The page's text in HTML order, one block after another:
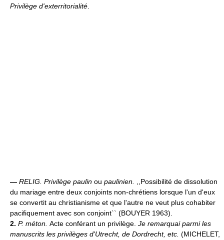
Privilège d'exterritorialité
— RELIG. Privilège paulin ou paulinien.
,,Possibilité de dissolution
du mariage entre deux conjoints non-chrétiens lorsque l'un d'eux
se convertit au christianisme et que l'autre ne veut plus cohabiter
pacifiquement avec son conjoint`` (BOUYER 1963).
2. P. méton. Acte conférant un privilège. Je remarquai parmi les
manuscrits les privilèges d'Utrecht, de Dordrecht, etc. (MICHELET,